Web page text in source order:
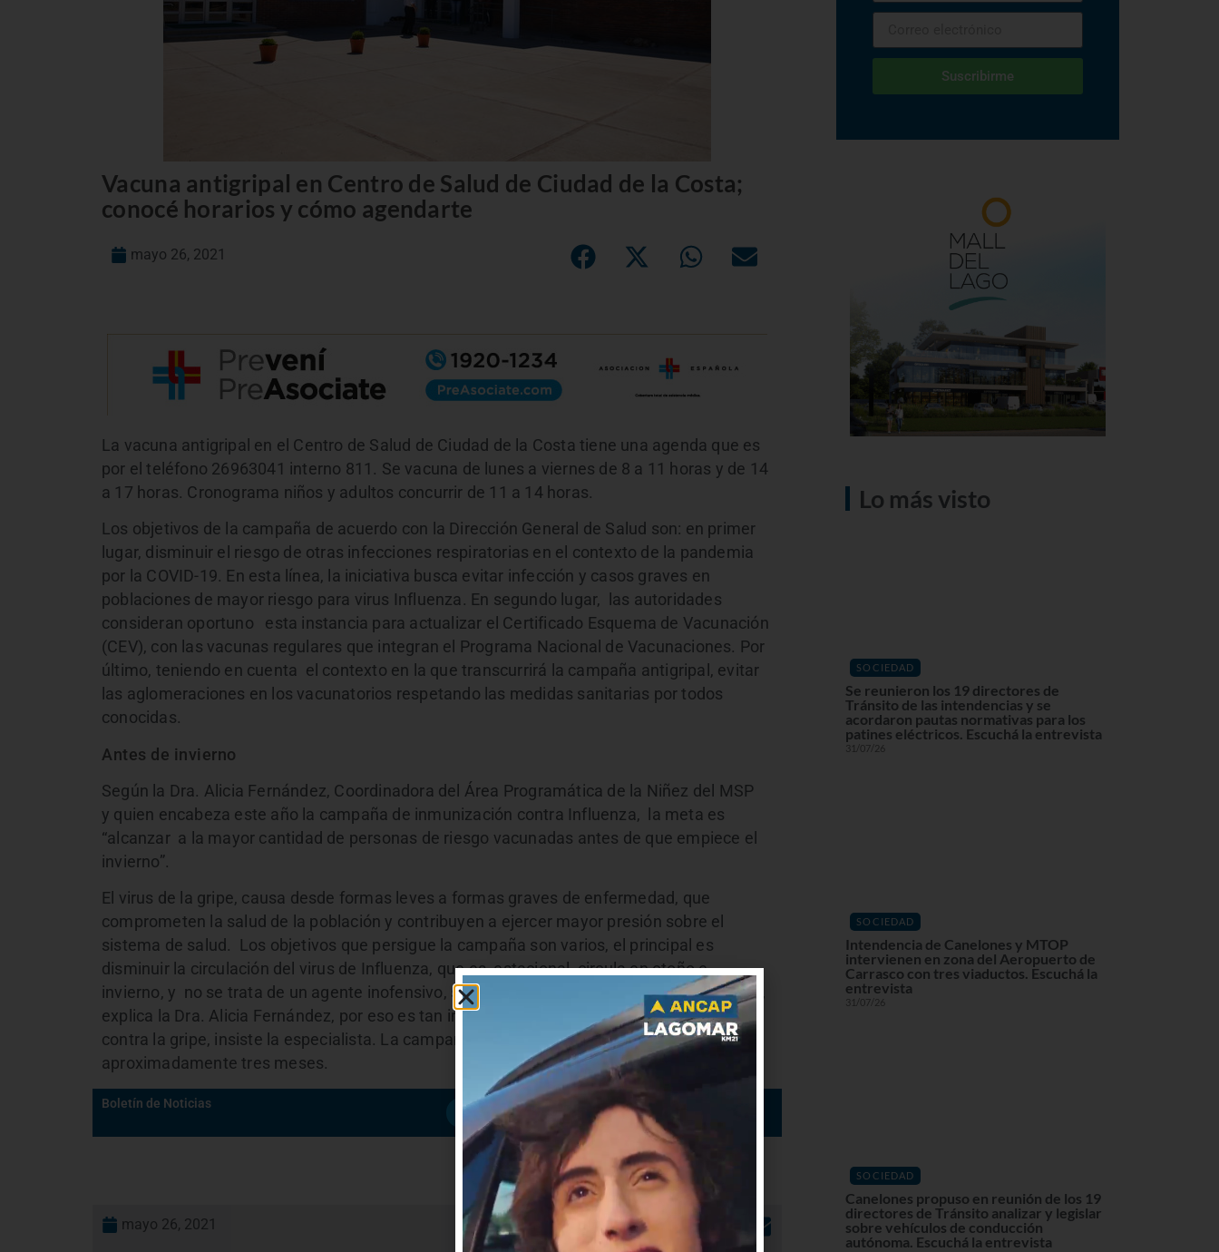
Vacuna antigripal en Centro de Salud de Ciudad de la Costa;
conocé horarios y cómo agendarte
mayo 26, 2021
La vacuna antigripal en el Centro de Salud de Ciudad de la Costa tiene una agenda que es
por el teléfono 26963041 interno 811. Se vacuna de lunes a viernes de 8 a 11 horas y de 14
a 17 horas. Cronograma niños y adultos concurrir de 11 a 14 horas.
Los objetivos de la campaña de acuerdo con la Dirección General de Salud son: en primer
lugar, disminuir el riesgo de otras infecciones respiratorias en el contexto de la pandemia
por la COVID-19. En esta línea, la iniciativa busca evitar infección y casos graves en
poblaciones de mayor riesgo para virus Influenza. En segundo lugar, las autoridades
consideran oportuno esta instancia para actualizar el Certificado Esquema de Vacunación
(CEV), con las vacunas regulares que integran el Programa Nacional de Vacunaciones. Por
último, teniendo en cuenta el contexto en la que transcurrirá la campaña antigripal, evitar
las aglomeraciones en los vacunatorios respetando las medidas sanitarias por todos
conocidas.
Antes de invierno
Según la Dra. Alicia Fernández, Coordinadora del Área Programática de la Niñez del MSP
y quien encabeza este año la campaña de inmunización contra Influenza, la meta es
“alcanzar a la mayor cantidad de personas de riesgo vacunadas antes de que empiece el
invierno”.
El virus de la gripe, causa desde formas leves a formas graves de enfermedad, que
comprometen la salud de la población y contribuyen a ejercer mayor presión sobre el
sistema de salud. Los objetivos que persigue la campaña son varios, el principal es
disminuir la circulación del virus de Influenza, que es estacional, circula en otoño e
invierno, y no se trata de un agente inofensivo, sino que “causa enfermedad y mortalidad”,
explica la Dra. Alicia Fernández, por eso es tan importante este año vacunarse también
contra la gripe, insiste la especialista. La campaña tendrá una duración de
aproximadamente tres meses.
Boletín de Noticias
Suscribirme
mayo 26, 2021
Suscribirme
Lo más visto
SOCIEDAD
Se reunieron los 19 directores de
Tránsito de las intendencias y se
acordaron pautas normativas para los
patines eléctricos. Escuchá la entrevista
31/07/26
SOCIEDAD
Intendencia de Canelones y MTOP
intervienen en zona del Aeropuerto de
Carrasco con tres viaductos. Escuchá la
entrevista
31/07/26
SOCIEDAD
Canelones propuso en reunión de los 19
directores de Tránsito analizar y legislar
sobre vehículos de conducción
autónoma. Escuchá la entrevista